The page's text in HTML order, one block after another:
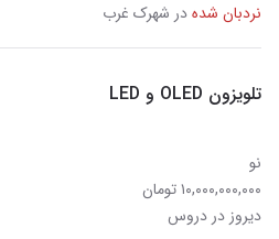
نردبان شدهدر شهرک غرب
تلویزون OLED و LED
نو
۱۰,۰۰۰,۰۰۰,۰۰۰ تومان
دیروز در دروس